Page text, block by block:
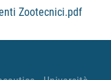
Zootecnici.pdf